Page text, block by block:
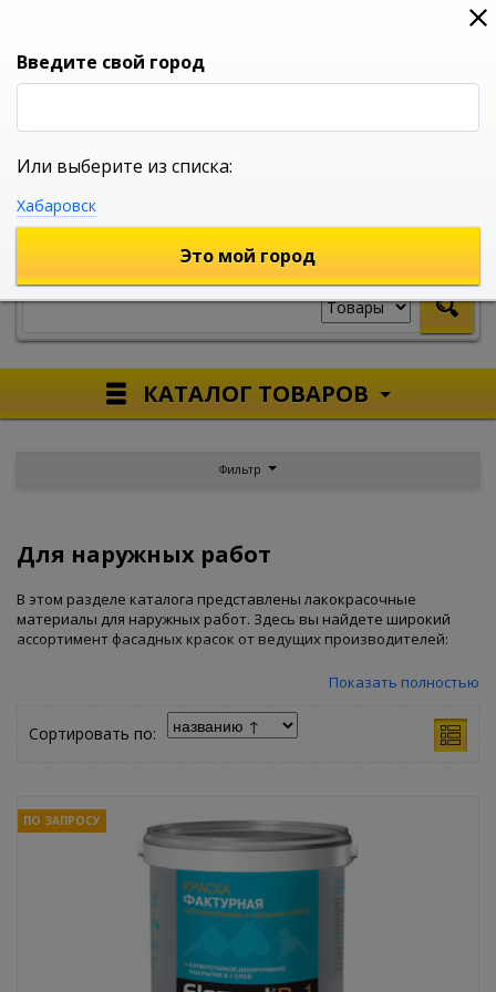
0
УНИВЕРСАЛЬНЫЙ ИНТЕРНЕТ МАГАЗИН
КАТАЛОГ ТОВАРОВ
Фильтр
Для наружных работ
В этом разделе каталога представлены лакокрасочные
материалы для наружных работ. Здесь вы найдете широкий
ассортимент фасадных красок от ведущих производителей:
– позволяют создать рельефную текстуру на
новых, так и старых фасадов, поскольку скрывают мелкие
дефекты и придают зданию более современный вид.
влаге, что делает их отличным выбором для
использования в суровых климатических условиях. Их
эластичность позволяет избежать трещин и отслаивания
даже при значительных температурных колебаниях.
– обладают хорошей укрывистостью,
отличной водостойкостью и устойчивостью к
механическим повреждениям, что гарантирует долгий
срок службы покрытия.
Суперстойкие краски– подойдут для экстремальных
Показать полностью
Сортировать по:
ПО ЗАПРОСУ
Введите свой город
Или выберите из списка:
Хабаровск
Это мой город